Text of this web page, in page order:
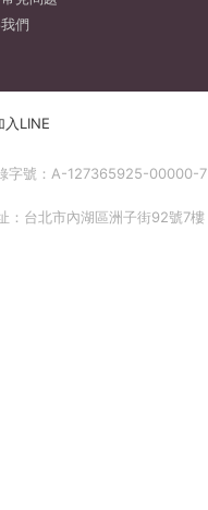
們
入LINE
字號：A-127365925-00000-7
：台北市內湖區洲子街92號7樓